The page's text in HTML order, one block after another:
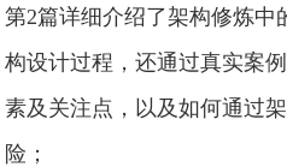
第2篇详细介绍了架构修炼中
构设计过程，还通过真实案
素及关注点，以及如何通过
险；